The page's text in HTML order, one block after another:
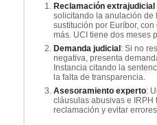
Reclamación extrajudicial
solicitando la anulación de
sustitución por Euríbor,
más. UCI tiene dos meses
Demanda judicial : Si no
negativa, presenta
Instancia citando la
la falta de transparencia.
Asesoramiento experto:
cláusulas abusivas e IRPH
reclamación y evitar